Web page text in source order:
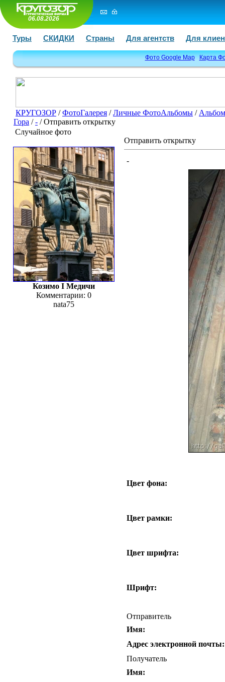
06.08.2026
Туры СКИДКИ Страны Для агентств Для
Фото Google Map Карта
КРУГОЗОР /ФотоГалерея /Личные ФотоАльбомы /
Гора /- / Отправить открытку
Случайное фото
Козимо I Медичи
Комментарии: 0
nata75
Отправить открытку
-
Цвет фона:
Цвет рамки:
Цвет шрифта:
Шрифт:
Отправитель
Имя:
Адрес электронной почты:
Получатель
Имя: